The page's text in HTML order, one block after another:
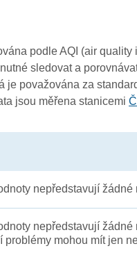
podle AQI (air
sledovat a
je považována za
jsou měřena stanicemi
nepředstavují žádné
nepředstavují
problémy mohou mít jen